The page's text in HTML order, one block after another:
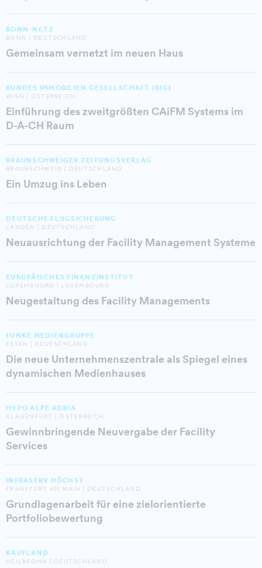
BONN-NETZ
BONN | DEUTSCHLAND
Gemeinsam vernetzt im neuen Haus
BUNDES IMMOBILIEN GESELLSCHAFT (BIG)
WIEN | ÖSTERREICH
Einführung des zweitgrößten CAiFM Systems im
D-A-CH Raum
BRAUNSCHWEIGER ZEITUNGSVERLAG
BRAUNSCHWEIG | DEUTSCHLAND
Ein Umzug ins Leben
DEUTSCHE FLUGSICHERUNG
LANGEN | DEUTSCHLAND
Neuausrichtung der Facility Management Systeme
EUROPÄISCHES FINANZINSTITUT
LUXEMBOURG | LUXEMBOURG
Neugestaltung des Facility Managements
FUNKE MEDIENGRUPPE
ESSEN | DEUTSCHLAND
Die neue Unternehmenszentrale als Spiegel eines
dynamischen Medienhauses
HYPO ALPE ADRIA
KLAGENFURT | ÖSTERREICH
Gewinnbringende Neuvergabe der Facility
Services
INFRASERV HÖCHST
FRANKFURT AM MAIN | DEUTSCHLAND
Grundlagenarbeit für eine zielorientierte
Portfoliobewertung
KAUFLAND
HEILBRONN | DEUTSCHLAND